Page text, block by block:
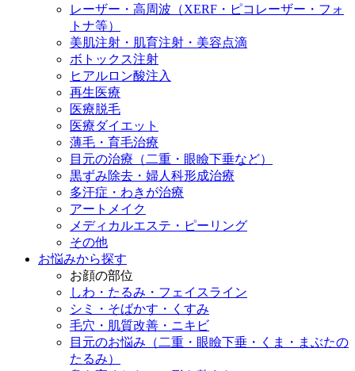
レーザー・高周波（XERF・ピコレーザー・フォ
トナ等）
美肌注射・肌育注射・美容点滴
ボトックス注射
ヒアルロン酸注入
再生医療
医療脱毛
医療ダイエット
薄毛・育毛治療
目元の治療（二重・眼瞼下垂など）
黒ずみ除去・婦人科形成治療
多汗症・わきが治療
アートメイク
メディカルエステ・ピーリング
その他
お悩みから探す
お顔の部位
しわ・たるみ・フェイスライン
シミ・そばかす・くすみ
毛穴・肌質改善・ニキビ
目元のお悩み（二重・眼瞼下垂・くま・まぶたの
たるみ）